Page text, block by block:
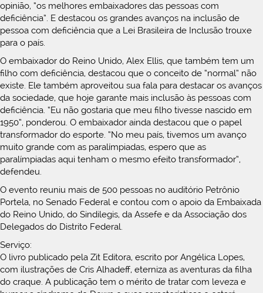
opinião, “os melhores embaixadores das pessoas com
deficiência”. E destacou os grandes avanços na inclusão de
pessoa com deficiência que a Lei Brasileira de Inclusão trouxe
para o país.
O embaixador do Reino Unido, Alex Ellis, que também tem um
filho com deficiência, destacou que o conceito de “normal” não
existe. Ele também aproveitou sua fala para destacar os avanços
da sociedade, que hoje garante mais inclusão às pessoas com
deficiência. “Eu não gostaria que meu filho tivesse nascido em
1950”, ponderou. O embaixador ainda destacou que o papel
transformador do esporte. “No meu país, tivemos um avanço
muito grande com as paralímpiadas, espero que as
paralímpiadas aqui tenham o mesmo efeito transformador”,
defendeu.
O evento reuniu mais de 500 pessoas no auditório Petrônio
Portela, no Senado Federal e contou com o apoio da Embaixada
do Reino Unido, do Sindilegis, da Assefe e da Associação dos
Delegados do Distrito Federal.
Serviço:
O livro publicado pela Zit Editora, escrito por Angélica Lopes,
com ilustrações de Cris Alhadeff, eterniza as aventuras da filha
do craque. A publicação tem o mérito de tratar com leveza e